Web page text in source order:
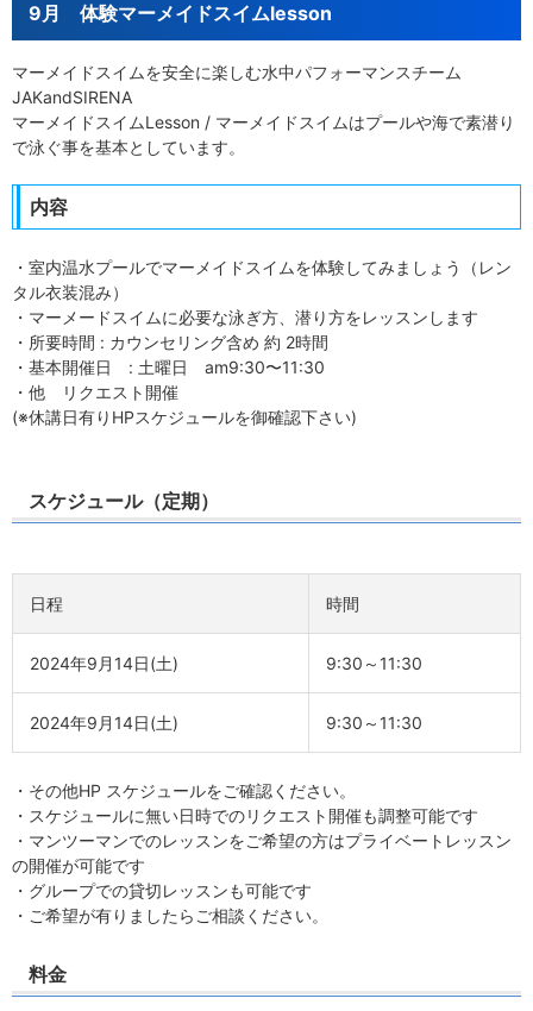
9月 体験マーメイドスイムlesson
マーメイドスイムを安全に楽しむ水中パフォーマンスチーム
JAKandSIRENA
マーメイドスイムLesson / マーメイドスイムはプールや海で素潜り
で泳ぐ事を基本としています。
内容
・室内温水プールでマーメイドスイムを体験してみましょう（レン
タル衣装混み）
・マーメードスイムに必要な泳ぎ方、潜り方をレッスンします
・所要時間 : カウンセリング含め 約 2時間
・基本開催日 : 土曜日 am9:30〜11:30
・他 リクエスト開催
(※休講日有りHPスケジュールを御確認下さい)
スケジュール（定期）
日程 時間
2024年9月14日(土) 9:30～11:30
2024年9月14日(土) 9:30～11:30
・その他HP スケジュールをご確認ください。
・スケジュールに無い日時でのリクエスト開催も調整可能です
・マンツーマンでのレッスンをご希望の方はプライベートレッスン
の開催が可能です
・グループでの貸切レッスンも可能です
・ご希望が有りましたらご相談ください。
料金